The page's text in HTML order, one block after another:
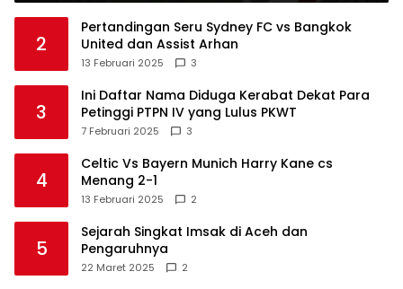
2
Pertandingan Seru Sydney FC vs Bangkok
United dan Assist Arhan
13 Februari 2025 3
3
Ini Daftar Nama Diduga Kerabat Dekat Para
Petinggi PTPN IV yang Lulus PKWT
7 Februari 2025 3
4
Celtic Vs Bayern Munich Harry Kane cs
Menang 2-1
13 Februari 2025 2
5
Sejarah Singkat Imsak di Aceh dan
Pengaruhnya
22 Maret 2025 2